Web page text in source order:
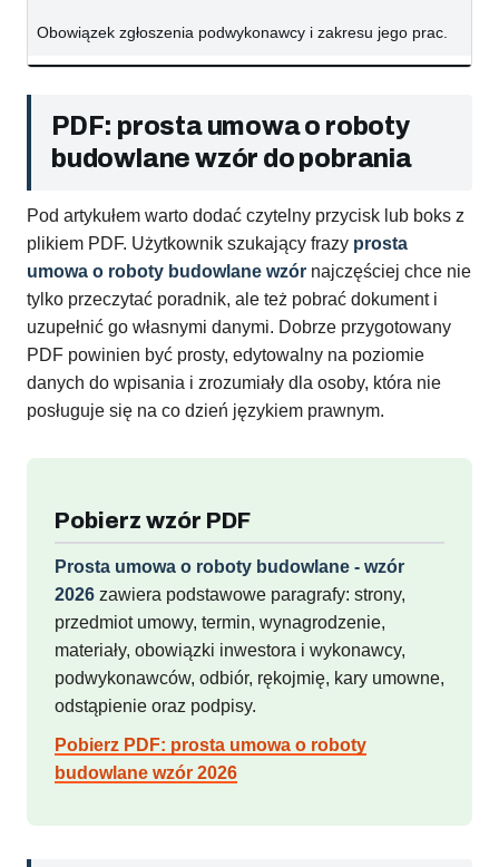
Obowiązek zgłoszenia podwykonawcy i zakresu jego prac.
PDF: prosta umowa o roboty
budowlane wzór do pobrania
Pod artykułem warto dodać czytelny przycisk lub boks z
plikiem PDF. Użytkownik szukający frazy prosta
umowa o roboty budowlane wzór najczęściej chce nie
tylko przeczytać poradnik, ale też pobrać dokument i
uzupełnić go własnymi danymi. Dobrze przygotowany
PDF powinien być prosty, edytowalny na poziomie
danych do wpisania i zrozumiały dla osoby, która nie
posługuje się na co dzień językiem prawnym.
Pobierz wzór PDF
Prosta umowa o roboty budowlane - wzór
2026 zawiera podstawowe paragrafy: strony,
przedmiot umowy, termin, wynagrodzenie,
materiały, obowiązki inwestora i wykonawcy,
podwykonawców, odbiór, rękojmię, kary umowne,
odstąpienie oraz podpisy.
Pobierz PDF: prosta umowa o roboty
budowlane wzór 2026